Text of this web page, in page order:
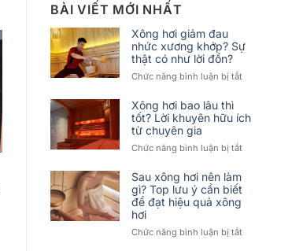
BÀI VIẾT MỚI NHẤT
Xông hơi giảm đau
nhức xương khớp? Sự
thật có như lời đồn?
Chức năng bình luận bị tắtở
giảm
thật
lời
Xông hơi bao lâu thì
tốt? Lời khuyên hữu ích
từ chuyên gia
Chức năng bình luận bị tắtở
Sau xông hơi nên làm
gì? Top lưu ý cần biết
để đạt hiệu quả xông
hơi
Chức năng bình luận bị tắtở